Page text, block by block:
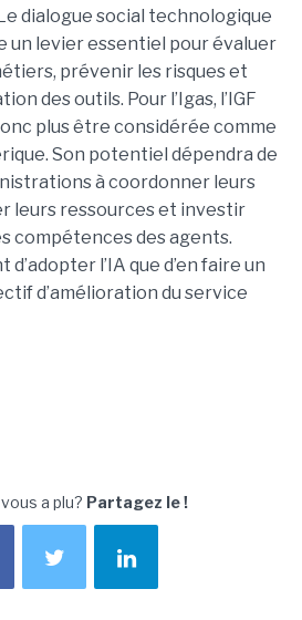
dialogue social technologique
un levier essentiel pour évaluer
prévenir les risques et
des outils. Pour l’Igas, l’IGF
plus être considérée comme
Son potentiel dépendra de
à coordonner leurs
leurs ressources et investir
compétences des agents.
d’adopter l’IA que d’en faire un
d’amélioration du service
a plu? Partagez le !